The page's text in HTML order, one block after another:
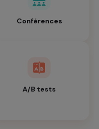
Conférences
A/B tests